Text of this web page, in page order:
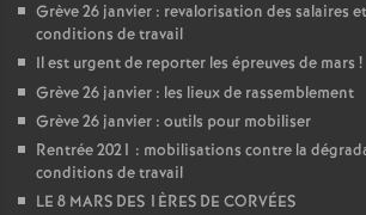
Grève 26 janvier : revalorisation des salaires
conditions de travail
Il est urgent de reporter les épreuves de mars !
Grève 26 janvier : les lieux de rassemblement
Grève 26 janvier : outils pour mobiliser
Rentrée 2021 : mobilisations contre la
conditions de travail
LE 8 MARS DES 1ÈRES DE CORVÉES